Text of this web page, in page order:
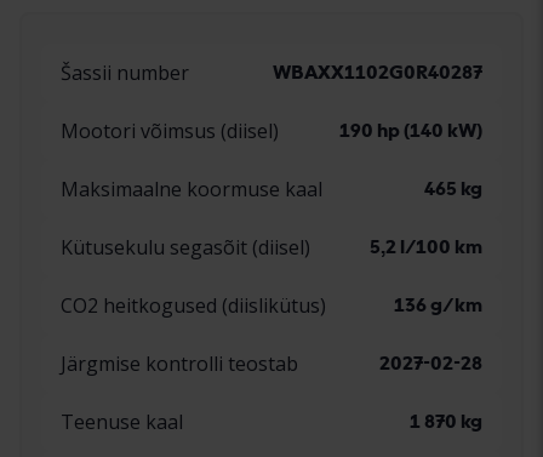
Šassii number WBAXX1102G0R40287
Mootori võimsus (diisel) 190 hp (140 kW)
Maksimaalne koormuse kaal 465 kg
Kütusekulu segasõit (diisel) 5,2 l/100 km
CO2 heitkogused (diislikütus) 136 g/km
Järgmise kontrolli teostab 2027-02-28
Teenuse kaal 1 870 kg